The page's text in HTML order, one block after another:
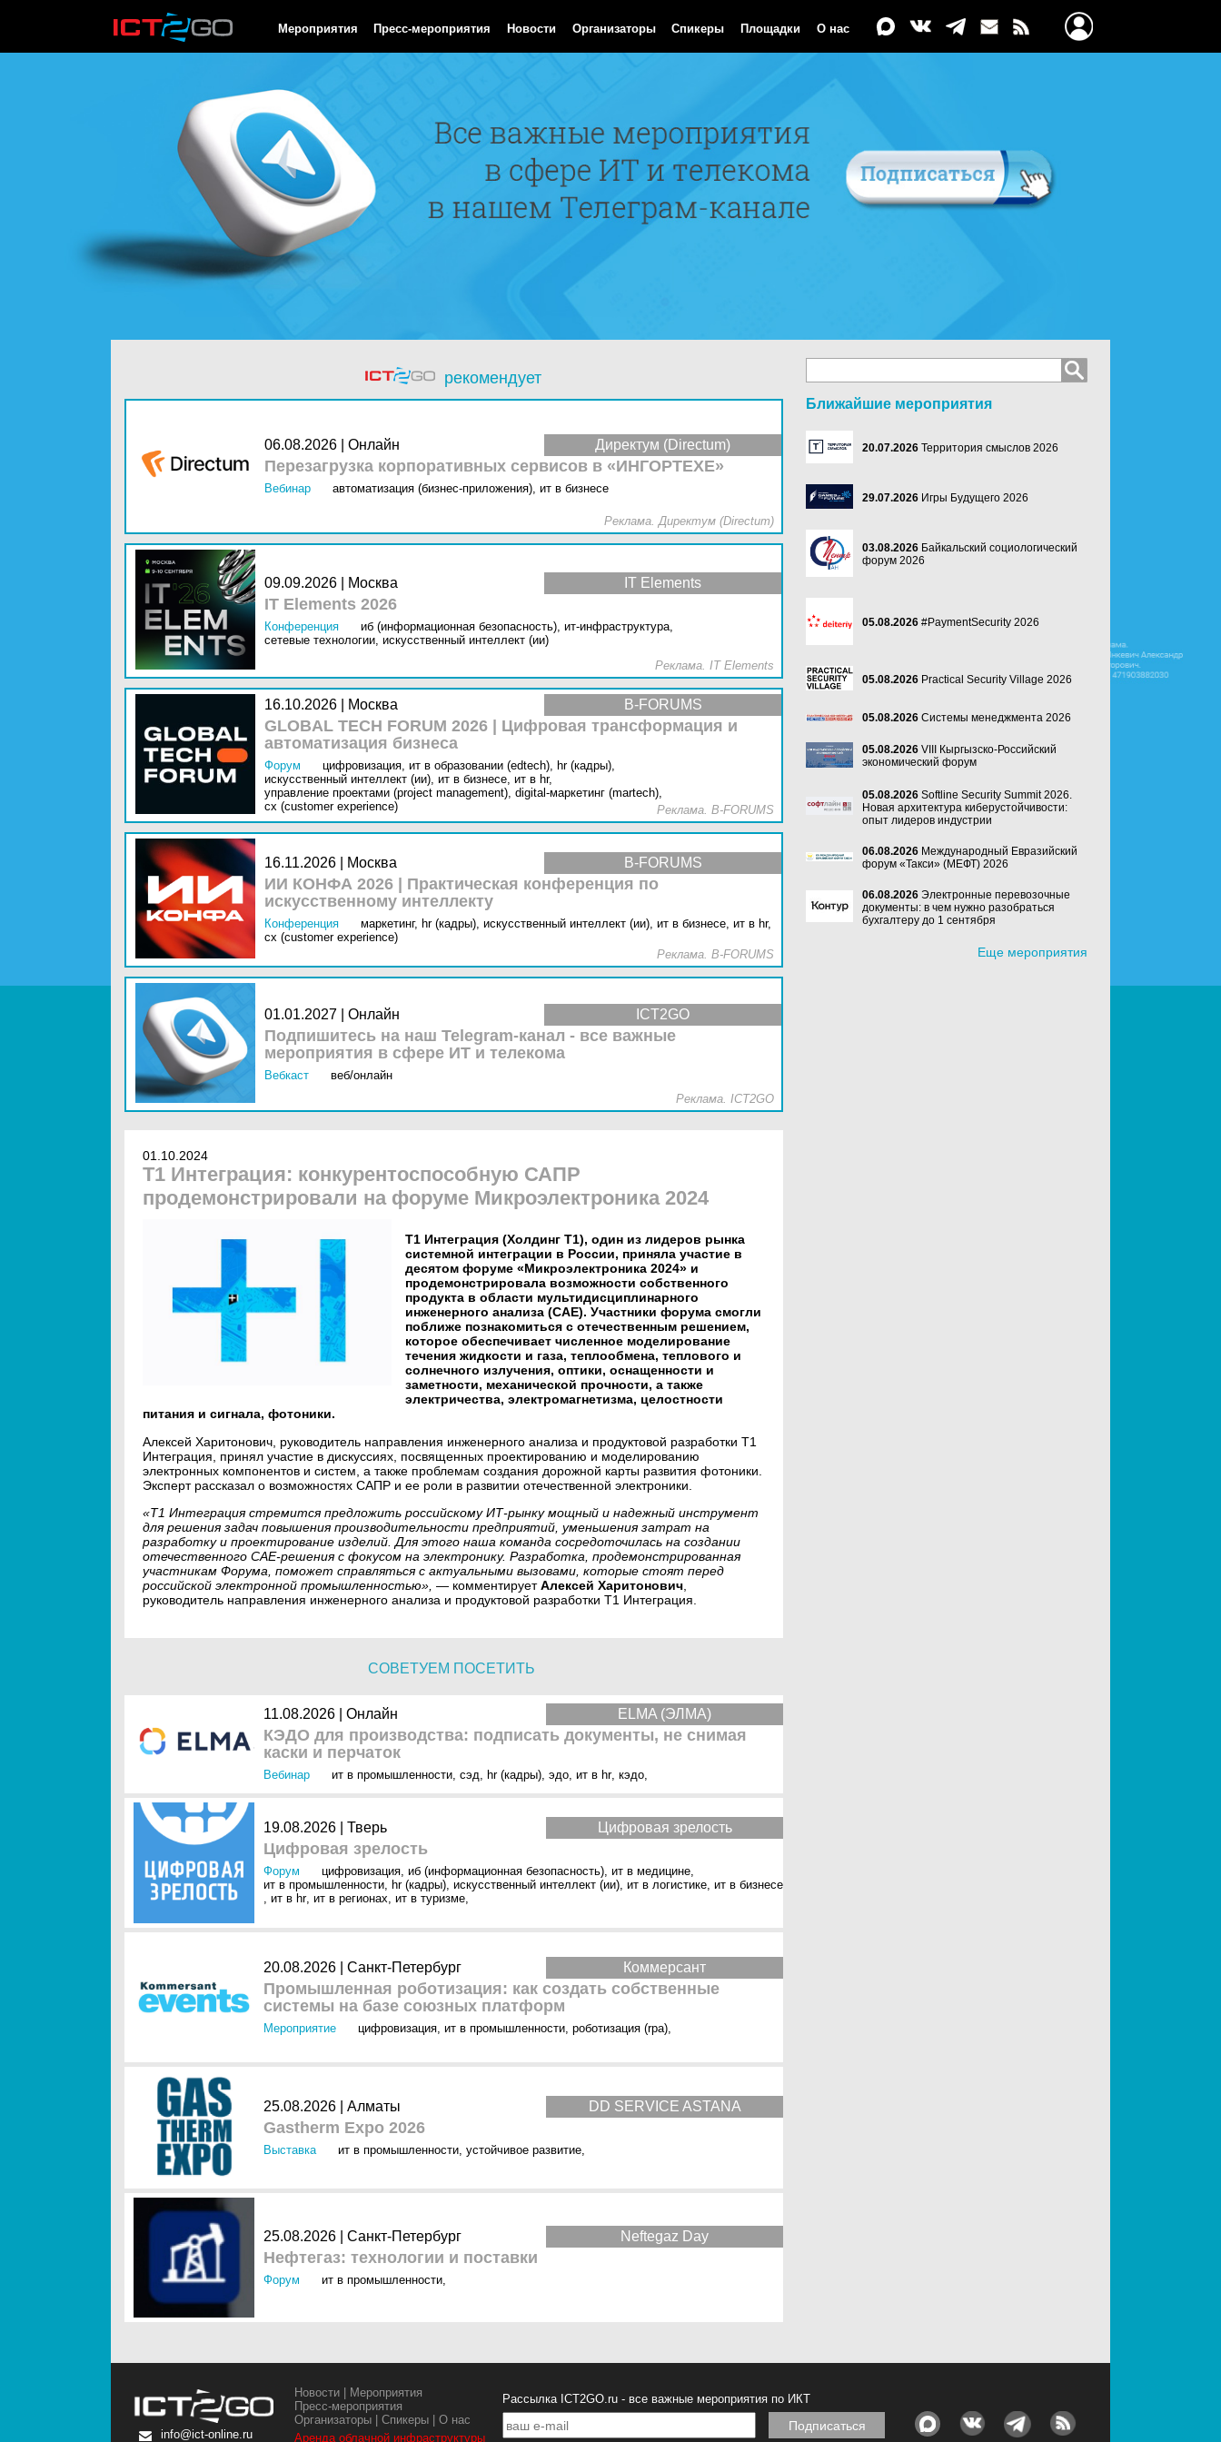
Мероприятия Пресс-мероприятия Новости Организаторы Спикеры Площадки О нас
рекомендует
Директум (Directum)
06.08.2026 | Онлайн
Перезагрузка корпоративных сервисов в «ИНГОРТЕХЕ»
Вебинар автоматизация (бизнес-приложения), ит в бизнесе
Реклама. Директум (Directum)
IT Elements
09.09.2026 | Москва
IT Elements 2026
Конференция иб (информационная безопасность), ит-инфраструктура,
сетевые технологии, искусственный интеллект (ии)
Реклама. IT Elements
B-FORUMS
16.10.2026 | Москва
GLOBAL TECH FORUM 2026 | Цифровая трансформация и
автоматизация бизнеса
Форум цифровизация, ит в образовании (edtech), hr (кадры),
искусственный интеллект (ии), ит в бизнесе, ит в hr,
управление проектами (project management), digital-маркетинг (martech),
cx (customer experience)
Реклама. B-FORUMS
B-FORUMS
16.11.2026 | Москва
ИИ КОНФА 2026 | Практическая конференция по
искусственному интеллекту
Конференция маркетинг, hr (кадры), искусственный интеллект (ии), ит в бизнесе, ит в hr,
cx (customer experience)
Реклама. B-FORUMS
ICT2GO
01.01.2027 | Онлайн
Подпишитесь на наш Telegram-канал - все важные
мероприятия в сфере ИТ и телекома
Вебкаст
веб/онлайн
Реклама. ICT2GO
01.10.2024
Т1 Интеграция: конкурентоспособную САПР
продемонстрировали на форуме Микроэлектроника 2024
Т1 Интеграция (Холдинг Т1), один из лидеров рынка
системной интеграции в России, приняла участие в
десятом форуме «Микроэлектроника 2024» и
продемонстрировала возможности собственного
продукта в области мультидисциплинарного
инженерного анализа (CAE). Участники форума смогли
поближе познакомиться с отечественным решением,
которое обеспечивает численное моделирование
течения жидкости и газа, теплообмена, теплового и
солнечного излучения, оптики, оснащенности и
заметности, механической прочности, а также
электричества, электромагнетизма, целостности
питания и сигнала, фотоники.
Алексей Харитонович, руководитель направления инженерного анализа и продуктовой разработки Т1
Интеграция, принял участие в дискуссиях, посвященных проектированию и моделированию
электронных компонентов и систем, а также проблемам создания дорожной карты развития фотоники.
Эксперт рассказал о возможностях САПР и ее роли в развитии отечественной электроники.
«Т1 Интеграция стремится предложить российскому ИТ-рынку мощный и надежный инструмент
для решения задач повышения производительности предприятий, уменьшения затрат на
разработку и проектирование изделий. Для этого наша команда сосредоточилась на создании
отечественного CAE-решения с фокусом на электронику. Разработка, продемонстрированная
участникам Форума, поможет справляться с актуальными вызовами, которые стоят перед
российской электронной промышленностью», — комментируетАлексей Харитонович
руководитель направления инженерного анализа и продуктовой разработки Т1 Интеграция.
СОВЕТУЕМ ПОСЕТИТЬ
ELMA (ЭЛМА)
11.08.2026 | Онлайн
КЭДО для производства: подписать документы, не снимая
каски и перчаток
Вебинар ит в промышленности, сэд, hr (кадры), эдо, ит в hr, кэдо,
Цифровая зрелость
19.08.2026 | Тверь
Цифровая зрелость
Форум цифровизация, иб (информационная безопасность), ит в медицине,
ит в промышленности, hr (кадры), искусственный интеллект (ии), ит в логистике, ит в бизнесе
, ит в hr, ит в регионах, ит в туризме,
Коммерсант
20.08.2026 | Санкт-Петербург
Промышленная роботизация: как создать собственные
системы на базе союзных платформ
Мероприятие цифровизация, ит в промышленности, роботизация (rpa),
DD SERVICE ASTANA
25.08.2026 | Алматы
Gastherm Expo 2026
Выставка ит в промышленности, устойчивое развитие,
Neftegaz Day
25.08.2026 | Санкт-Петербург
Нефтегаз: технологии и поставки
Форум ит в промышленности,
Ближайшие мероприятия
20.07.2026 Территория смыслов 2026
29.07.2026 Игры Будущего 2026
03.08.2026 Байкальский социологический
форум 2026
05.08.2026 #PaymentSecurity 2026
05.08.2026 Practical Security Village 2026
05.08.2026 Системы менеджмента 2026
05.08.2026 VIII Кыргызско-Российский
экономический форум
05.08.2026 Softline Security Summit 2026.
Новая архитектура киберустойчивости:
опыт лидеров индустрии
06.08.2026 Международный Евразийский
форум «Такси» (МЕФТ) 2026
06.08.2026 Электронные перевозочные
документы: в чем нужно разобраться
бухгалтеру до 1 сентября
Еще мероприятия
info@ict-online.ru
Новости
Мероприятия
Пресс-мероприятия
Организаторы |Спикеры |О нас
Аренда облачной инфраструктуры
Рассылка ICT2GO.ru - все важные мероприятия по ИКТ